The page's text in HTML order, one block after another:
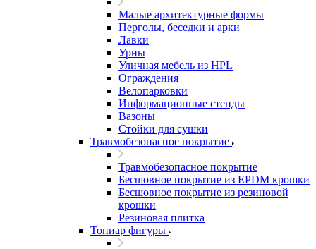
Малые архитектурные формы
Перголы, беседки и арки
Лавки
Урны
Уличная мебель из HPL
Ограждения
Велопарковки
Информационные стенды
Вазоны
Стойки для сушки
Травмобезопасное покрытие
Травмобезопасное покрытие
Бесшовное покрытие из EPDM крошки
Бесшовное покрытие из резиновой
крошки
Резиновая плитка
Топиар фигуры